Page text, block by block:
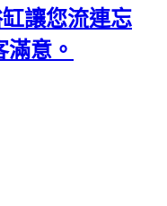
讓您流連忘
意。